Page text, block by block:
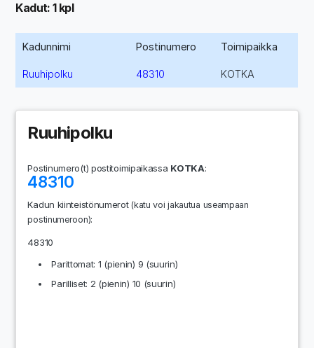
Kadut: 1 kpl
Kadunnimi Postinumero Toimipaikka
Ruuhipolku 48310 KOTKA
Ruuhipolku
Postinumero(t) postitoimipaikassa KOTKA:
48310
Kadun kiinteistönumerot(katu voi jakautua useampaan
postinumeroon):
48310
Parittomat: 1 (pienin) 9 (suurin)
Parilliset: 2 (pienin) 10 (suurin)